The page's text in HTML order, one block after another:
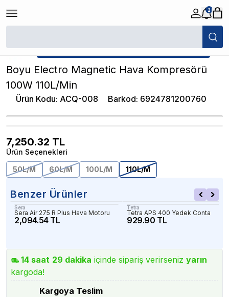
2
/ Boyu Electro Magnetic Hava Kompresörü
★ Atakan Petshop, Boyu yetkili satıcısıdır.
Boyu Electro Magnetic Hava Kompresörü
100W 110L/Min
Ürün Kodu: ACQ-008 Barkod: 6924781200760
7,250.32 TL
Ürün Seçenekleri
50L/M
60L/M 100L/M 110L/M
Benzer Ürünler
Sera
Sera Air 275 R Plus Hava Motoru
2,094.54 TL
Tetra
Tetra APS 400 Yedek Conta
929.90 TL
14 saat 29 dakika içinde sipariş verirseniz yarın
kargoda!
Kargoya Teslim